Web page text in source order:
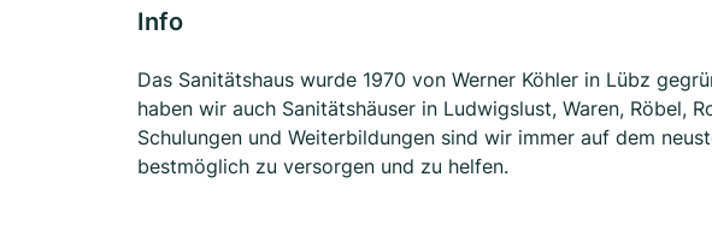
Info
Das Sanitätshaus wurde 1970 von Werner Köhler in Lübz
haben wir auch Sanitätshäuser in Ludwigslust, Waren, Röbel,
Schulungen und Weiterbildungen sind wir immer auf dem
bestmöglich zu versorgen und zu helfen.